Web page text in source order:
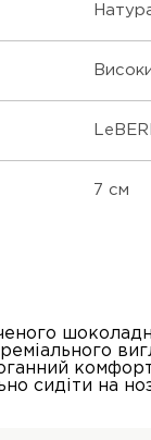
7 см
сидіти на